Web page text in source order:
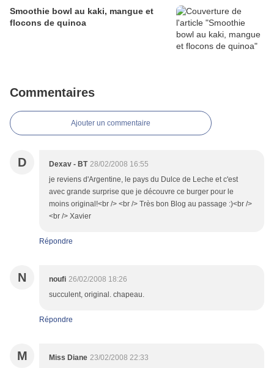
Smoothie bowl au kaki, mangue et
flocons de quinoa
Commentaires
Ajouter un commentaire
D Dexav - BT 28/02/2008 16:55
je reviens d'Argentine, le pays du Dulce de Leche et c'est
avec grande surprise que je découvre ce burger pour le
moins original!<br /> <br /> Très bon Blog au passage :)<br />
<br /> Xavier
Répondre
N noufi 26/02/2008 18:26
succulent, original. chapeau.
Répondre
M Miss Diane 23/02/2008 22:33